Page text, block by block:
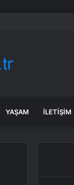
havada kaldılar
YAŞAM İLETIŞIM